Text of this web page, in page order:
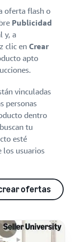
oferta flash o
Publicidad
y, a
clic en Crear
apto
vinculadas
personas
dentro
tu
esté
los usuarios
ofertas